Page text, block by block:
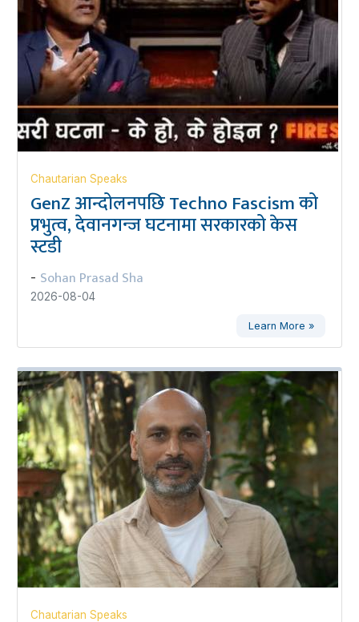
Chautarian Speaks
GenZ आन्दोलनपछि Techno Fascism को
प्रभुत्व, देवानगन्ज घटनामा सरकारको केस
स्टडी
- Sohan Prasad Sha
2026-08-04
Learn More »
Chautarian Speaks